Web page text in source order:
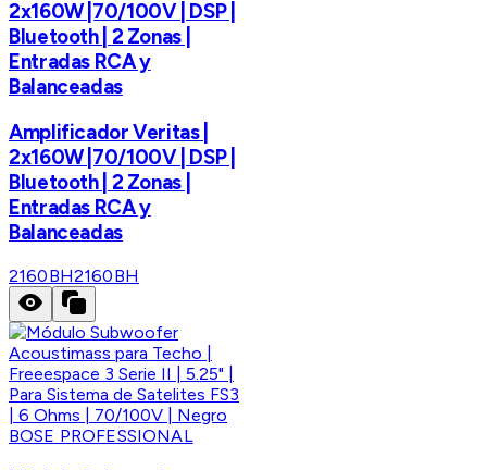
2x160W |70/100V | DSP |
Bluetooth | 2 Zonas |
Entradas RCA y
Balanceadas
Amplificador Veritas |
2x160W |70/100V | DSP |
Bluetooth | 2 Zonas |
Entradas RCA y
Balanceadas
2160BH2160BH
BOSE PROFESSIONAL